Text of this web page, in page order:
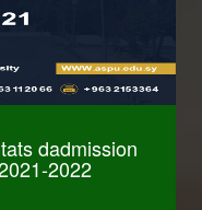
dadmission
2022